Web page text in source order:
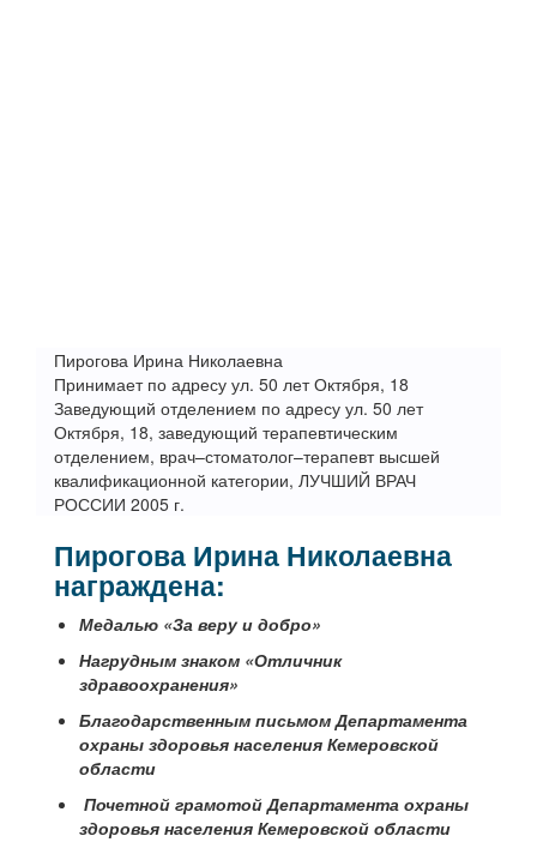
Пирогова Ирина Николаевна
Принимает по адресу ул. 50 лет Октября, 18
Заведующий отделением по адресу ул. 50 лет
Октября, 18, заведующий терапевтическим
отделением, врач–стоматолог–терапевт высшей
квалификационной категории, ЛУЧШИЙ ВРАЧ
РОССИИ 2005 г.
Пирогова Ирина Николаевна
награждена:
Медалью «За веру и добро»
Нагрудным знаком «Отличник
здравоохранения»
Благодарственным письмом Департамента
охраны здоровья населения Кемеровской
области
Почетной грамотой Департамента охраны
здоровья населения Кемеровской области